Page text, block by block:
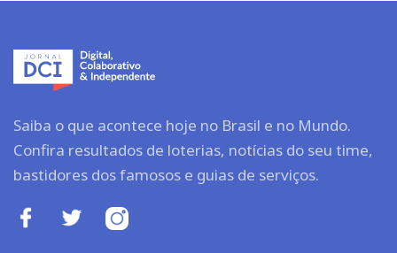
Saiba o que acontece hoje no Brasil e no Mundo.
Confira resultados de loterias, notícias do seu time,
bastidores dos famosos e guias de serviços.